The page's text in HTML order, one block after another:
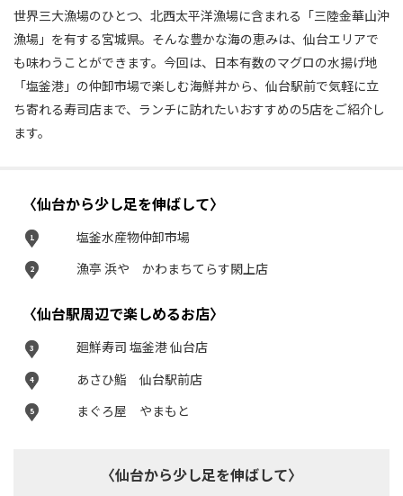
世界三大漁場のひとつ、北西太平洋漁場に含まれる「三陸金華山沖
漁場」を有する宮城県。そんな豊かな海の恵みは、仙台エリアで
も味わうことができます。今回は、日本有数のマグロの水揚げ地
「塩釜港」の仲卸市場で楽しむ海鮮丼から、仙台駅前で気軽に立
ち寄れる寿司店まで、ランチに訪れたいおすすめの5店をご紹介し
ます。
〈仙台から少し足を伸ばして〉
1 塩釜水産物仲卸市場
2 漁亭 浜や かわまちてらす閖上店
〈仙台駅周辺で楽しめるお店〉
3 廻鮮寿司 塩釜港 仙台店
4 あさひ鮨 仙台駅前店
5 まぐろ屋 やまもと
〈仙台から少し足を伸ばして〉